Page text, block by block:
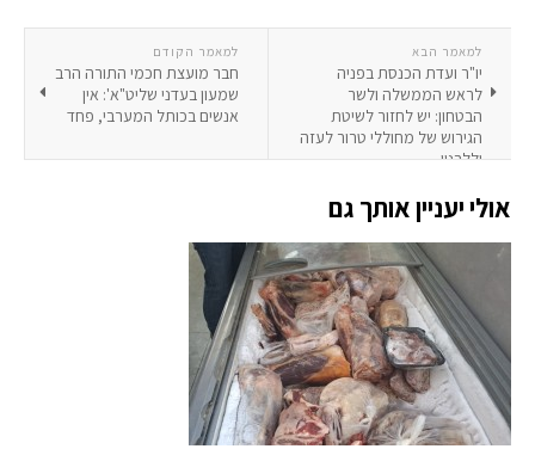
למאמר הקודם
חבר מועצת חכמי התורה הרב
שמעון בעדני שליט"א': אין
אנשים בכותל המערבי, פחד
למאמר הבא
יו"ר ועדת הכנסת בפניה
לראש הממשלה ולשר
הבטחון: יש לחזור לשיטת
הגירוש של מחוללי טרור לעזה
וללבנון
אולי יעניין אותך גם